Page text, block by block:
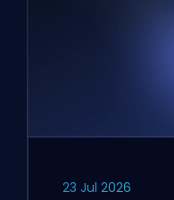
23 Jul 2026